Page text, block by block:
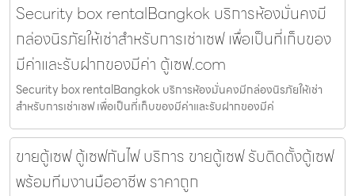
Security box rentalBangkok บริการห้องมั่นคงมี
กล่องนิรภัยให้เช่าสำหรับการเช่าเซฟ เพื่อเป็นที่เก็บของ
มีค่าและรับฝากของมีค่า ตู้เซฟ.com
Security box rentalBangkok บริการห้องมั่นคงมีกล่องนิรภัยให้เช่า
สำหรับการเช่าเซฟ เพื่อเป็นที่เก็บของมีค่าและรับฝากของมีค่
ขายตู้เซฟ ตู้เซฟกันไฟ บริการ ขายตู้เซฟ รับติดตั้งตู้เซฟ
พร้อมทีมงานมืออาชีพ ราคาถูก